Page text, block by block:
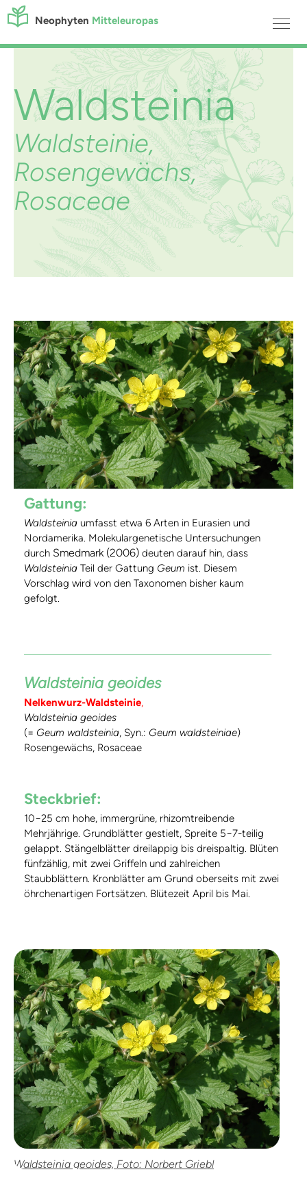
Neophyten Mitteleuropas
Waldsteinia
Waldsteinie,
Rosengewächs,
Rosaceae
Gattung:
Waldsteinia umfasst etwa 6 Arten in Eurasien und
Nordamerika. Molekulargenetische Untersuchungen
durch Smedmark (2006) deuten darauf hin, dass
Waldsteinia Teil der Gattung Geum ist. Diesem
Vorschlag wird von den Taxonomen bisher kaum
gefolgt.
Waldsteinia geoides
Nelkenwurz-Waldsteinie,
Waldsteinia geoides
(= Geum waldsteinia, Syn.: Geum waldsteiniae)
Rosengewächs, Rosaceae
Steckbrief:
10−25 cm hohe, immergrüne, rhizomtreibende
Mehrjährige. Grundblätter gestielt, Spreite 5−7-teilig
gelappt. Stängelblätter dreilappig bis dreispaltig. Blüten
fünfzählig, mit zwei Griffeln und zahlreichen
Staubblättern. Kronblätter am Grund oberseits mit zwei
öhrchenartigen Fortsätzen. Blütezeit April bis Mai.
Waldsteinia geoides, Foto: Norbert Griebl